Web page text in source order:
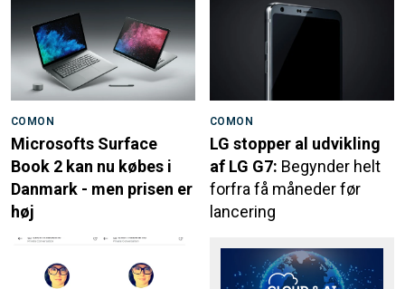
COMON
Microsofts Surface
Book 2 kan nu købes i
Danmark - men prisen er
høj
COMON
LG stopper al udvikling
af LG G7: Begynder helt
forfra få måneder før
lancering